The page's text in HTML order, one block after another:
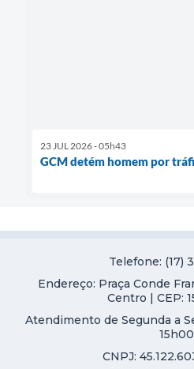
23 JUL 2026 - 05h43
GCM detém homem por
Telefone: (17)
Endereço: Praça Conde
Centro | CEP:
Atendimento de Segunda a
15h00
CNPJ: